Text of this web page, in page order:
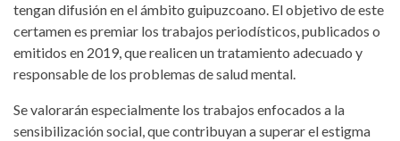
tengan difusión en el ámbito guipuzcoano. El objetivo de este
certamen es premiar los trabajos periodísticos, publicados o
emitidos en 2019, que realicen un tratamiento adecuado y
responsable de los problemas de salud mental.
Se valorarán especialmente los trabajos enfocados a la
sensibilización social, que contribuyan a superar el estigma